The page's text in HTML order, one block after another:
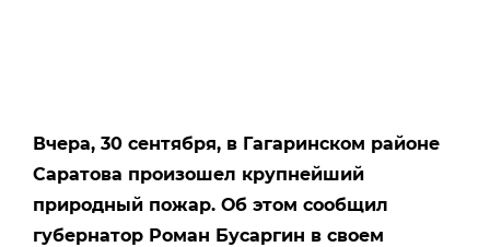
Вчера, 30 сентября, в Гагаринском районе
Саратова произошел крупнейший
природный пожар. Об этом сообщил
губернатор Роман Бусаргин в своем